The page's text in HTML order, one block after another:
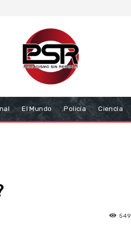
El Mundo Policía Ciencia
549